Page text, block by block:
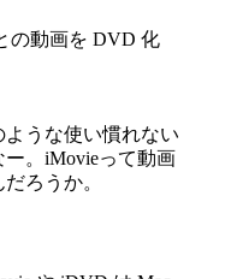
の動画を DVD 化
うな使い慣れない
。iMovieって動画
ろうか。